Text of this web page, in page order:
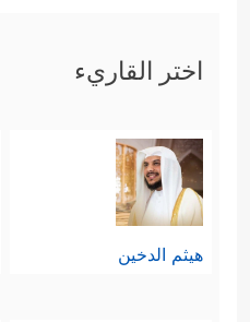
اختر القاريء
هيثم الدخين